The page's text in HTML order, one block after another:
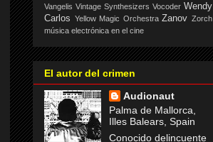
Vangelis Vintage Synthesizers Vocoder Wendy
Carlos Yellow Magic Orchestra Zanov Zorch
música electrónica en el cine
El autor del crimen
Audionaut
Palma de Mallorca,
Illes Balears, Spain
Conocido delincuente